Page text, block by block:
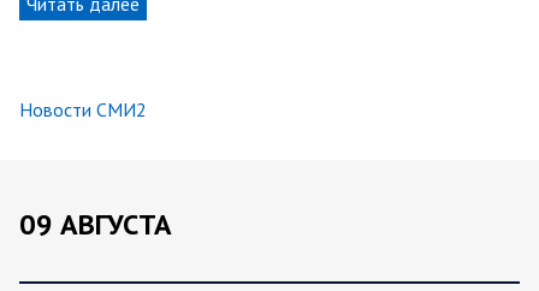
Новости СМИ2
09 АВГУСТА